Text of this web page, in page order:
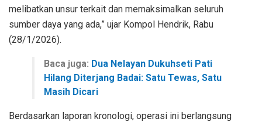
melibatkan unsur terkait dan memaksimalkan seluruh
sumber daya yang ada,” ujar Kompol Hendrik, Rabu
(28/1/2026).
Baca juga: Dua Nelayan Dukuhseti Pati
Hilang Diterjang Badai: Satu Tewas, Satu
Masih Dicari
Berdasarkan laporan kronologi, operasi ini berlangsung